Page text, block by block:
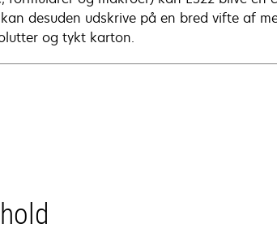
desuden udskrive på en bred vifte af
og tykt karton.